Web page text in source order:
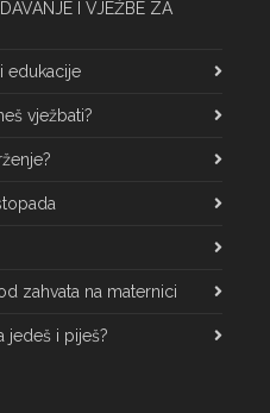
I VJEŽBE ZA
edukacije
vježbati?
zahvata na maternici
jedeš i piješ?